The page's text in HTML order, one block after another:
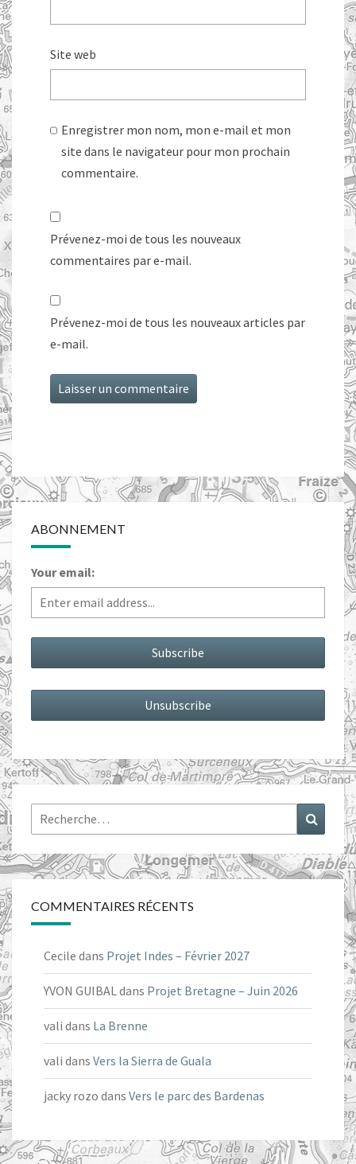
Site web
Enregistrer mon nom, mon e-mail et mon
site dans le navigateur pour mon prochain
commentaire.
Prévenez-moi de tous les nouveaux
commentaires par e-mail.
Prévenez-moi de tous les nouveaux articles par
e-mail.
ABONNEMENT
Your email:
Rechercher :
COMMENTAIRES RÉCENTS
Cecile dans Projet Indes – Février 2027
YVON GUIBAL dans Projet Bretagne – Juin 2026
vali dans La Brenne
vali dans Vers la Sierra de Guala
jacky rozo dans Vers le parc des Bardenas